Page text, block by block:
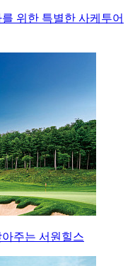
위한 특별한 사케투어
주는 서원힐스